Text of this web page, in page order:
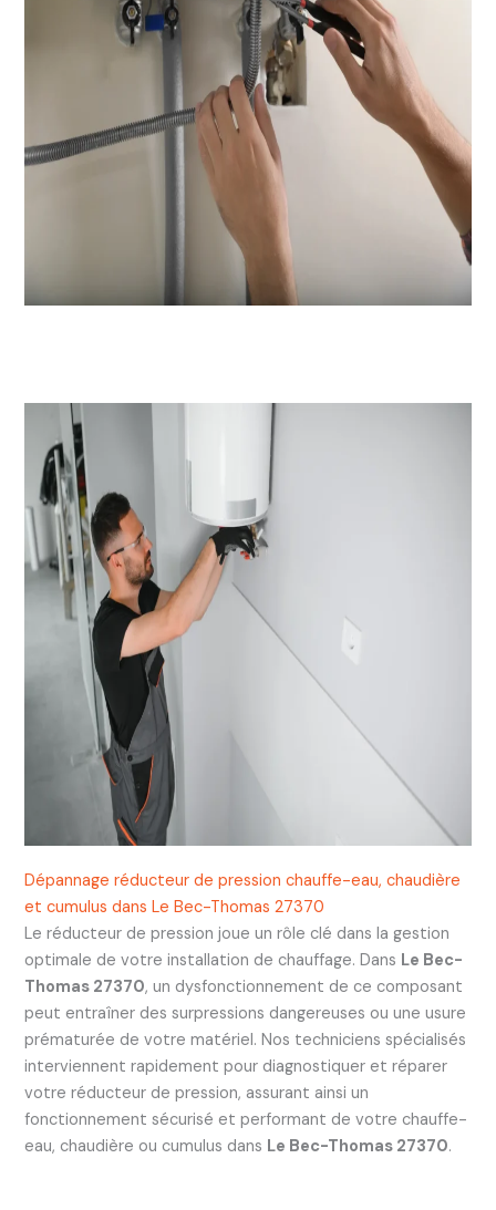
Dépannage réducteur de pression chauffe-eau, chaudière
et cumulus dans Le Bec-Thomas 27370
Le réducteur de pression joue un rôle clé dans la gestion
optimale de votre installation de chauffage. Dans Le Bec-
Thomas 27370, un dysfonctionnement de ce composant
peut entraîner des surpressions dangereuses ou une usure
prématurée de votre matériel. Nos techniciens spécialisés
interviennent rapidement pour diagnostiquer et réparer
votre réducteur de pression, assurant ainsi un
fonctionnement sécurisé et performant de votre chauffe-
eau, chaudière ou cumulus dans Le Bec-Thomas 27370.